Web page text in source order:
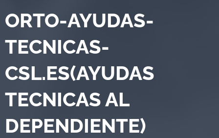
ORTO-AYUDAS-
TECNICAS-
CSL.ES(AYUDAS
TECNICAS AL
DEPENDIENTE)